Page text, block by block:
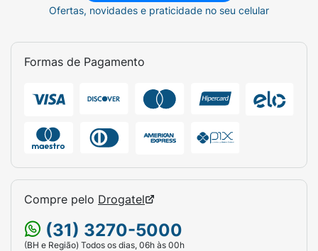
Ofertas, novidades e praticidade no seu celular
Formas de Pagamento
Compre pelo Drogatel
(31) 3270-5000
(BH e Região) Todos os dias, 06h às 00h